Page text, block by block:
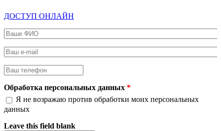
ДОСТУП ОНЛАЙН
Ваше ФИО
Ваш e-mail
Ваш телефон
Обработка персональных данных *
Я не возражаю против обработки моих персональных
данных
Leave this field blank